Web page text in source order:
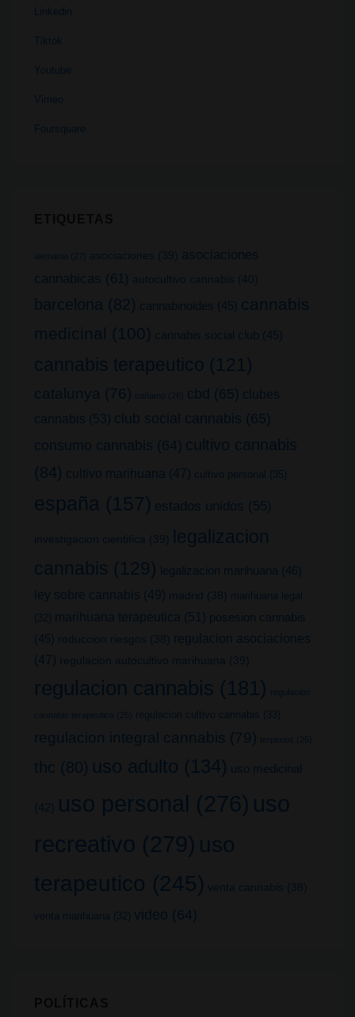
Linkedin
Tiktok
Youtube
Vimeo
Foursquare
alemania (27) asociaciones (39)
asociaciones
cannabicas (61) autocultivo cannabis (40)
barcelona (82) cannabinoides (45) cannabis
medicinal (100) cannabis social club (45)
cannabis terapeutico (121)
catalunya (76) cañamo (26) cbd (65) clubes
cannabis (53) club social cannabis (65)
consumo cannabis (64) cultivo cannabis
(84) cultivo marihuana (47) cultivo personal (35)
españa (157) estados unidos (55)
investigacion cientifica (39)
legalizacion
cannabis (129) legalizacion marihuana (46)
ley sobre cannabis (49) madrid (38)
marihuana legal
(32)
marihuana terapeutica (51) posesion cannabis
(45) reduccion riesgos (38)
regulacion asociaciones
(47) regulacion autocultivo marihuana (39)
regulacion cannabis (181) regulacion
cannabis terapeutico (25) regulacion cultivo cannabis (33)
regulacion integral cannabis (79) terpenos (25)
thc (80) uso adulto (134) uso medicinal
(42) uso personal (276) uso
recreativo (279) uso
terapeutico (245) venta cannabis (38)
venta marihuana (32) video (64)